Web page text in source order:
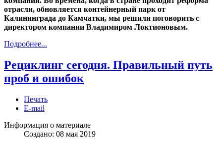
отрасли, обновляется контейнерный парк от
Калининграда до Камчатки, мы решили поговорить с
директором компании Владимиром Локтионовым.
Подробнее...
Рециклинг сегодня. Правильный путь
проб и ошибок
Печать
E-mail
Информация о материале
Создано: 08 мая 2019